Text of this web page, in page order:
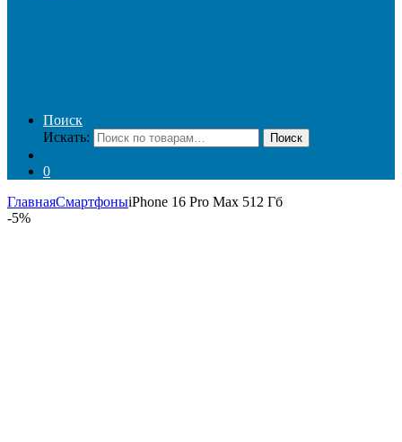
Поиск
Искать:
Поиск
0
ГлавнаяСмартфоныiPhone 16 Pro Max 512 Гб
-5%